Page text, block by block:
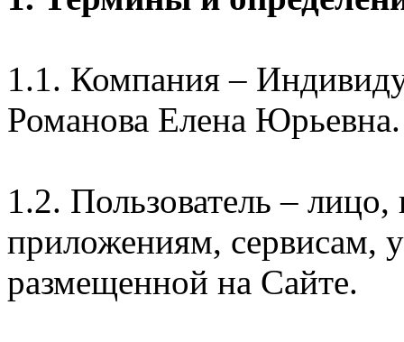
1.1. Компания –
Романова Елена Юрьевна.
1.2. Пользователь –
приложениям, сервисам,
размещенной на Сайте.